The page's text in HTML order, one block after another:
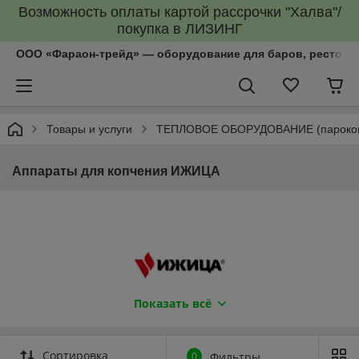
Возможность оплаты картой рассрочки "Халва"/
покупка в ЛИЗИНГ
ООО «Фараон-трейд»‎ — оборудование для баров,
Товары и услуги ТЕПЛОВОЕ ОБОРУДОВАНИЕ
Аппараты для копчения ИЖИЦА
оборудованием объекты общественного питания,
Показать всё
Сортировка 0